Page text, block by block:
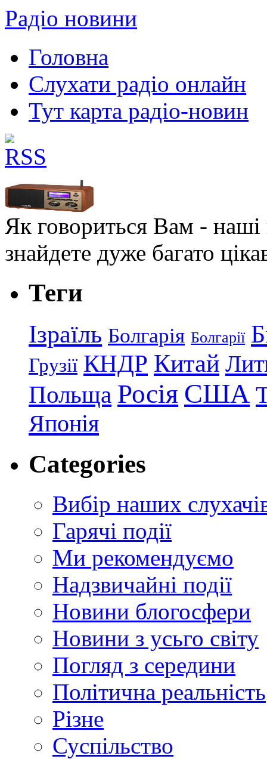
Радіо новини
Головна
Слухати радіо онлайн
Тут карта радіо-новин
Як говориться Вам - наші
знайдете дуже багато
Теги
Ізраїль Болгарія Болгарії
Грузії КНДР Китай
Польща Росія США
Японія
Categories
Вибір наших
Гарячі події
Ми рекомендуємо
Надзвичайні події
Новини блогосфери
Новини з усьго світу
Погляд з середини
Політична реальність
Різне
Суспільство